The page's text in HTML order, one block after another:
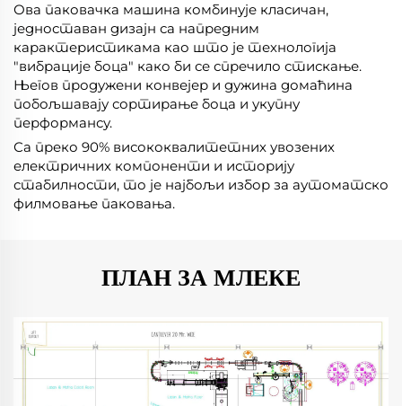
Ова паковачка машина комбинује класичан,
једноставан дизајн са напредним
карактеристикама као што је технологија
"вибрације боца" како би се спречило стискање.
Његов продужени конвејер и дужина домаћина
побољшавају сортирање боца и укупну
перформансу.
Са преко 90% висококвалитетних увозених
електричних компоненти и историју
стабилности, то је најбољи избор за аутоматско
филмовање паковања.
ПЛАН ЗА МЛЕКЕ